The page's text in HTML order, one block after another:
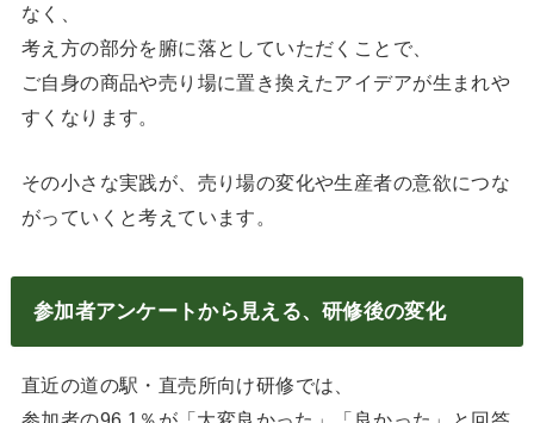
なく、
考え方の部分を腑に落としていただくことで、
ご自身の商品や売り場に置き換えたアイデアが生まれや
すくなります。
その小さな実践が、売り場の変化や生産者の意欲につな
がっていくと考えています。
参加者アンケートから見える、研修後の変化
直近の道の駅・直売所向け研修では、